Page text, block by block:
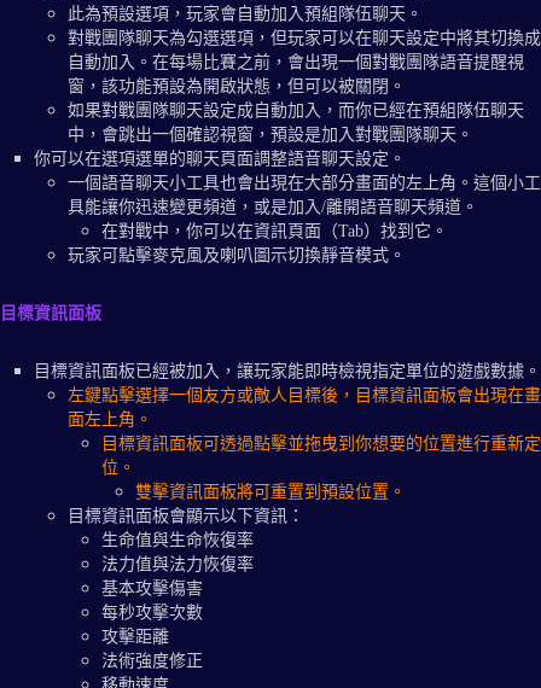
此為預設選項，玩家會自動加入預組隊伍聊天。
對戰團隊聊天為勾選選項，但玩家可以在聊天設定中將其切換成
自動加入。在每場比賽之前，會出現一個對戰團隊語音提醒視
窗，該功能預設為開啟狀態，但可以被關閉。
如果對戰團隊聊天設定成自動加入，而你已經在預組隊伍聊天
中，會跳出一個確認視窗，預設是加入對戰團隊聊天。
你可以在選項選單的聊天頁面調整語音聊天設定。
一個語音聊天小工具也會出現在大部分畫面的左上角。這個小工
具能讓你迅速變更頻道，或是加入/離開語音聊天頻道。
在對戰中，你可以在資訊頁面（Tab）找到它。
玩家可點擊麥克風及喇叭圖示切換靜音模式。
目標資訊面板
目標資訊面板已經被加入，讓玩家能即時檢視指定單位的遊戲數據。
左鍵點擊選擇一個友方或敵人目標後，目標資訊面板會出現在畫
面左上角。
目標資訊面板可透過點擊並拖曳到你想要的位置進行重新定
位。
雙擊資訊面板將可重置到預設位置。
目標資訊面板會顯示以下資訊：
生命值與生命恢復率
法力值與法力恢復率
基本攻擊傷害
每秒攻擊次數
攻擊距離
法術強度修正